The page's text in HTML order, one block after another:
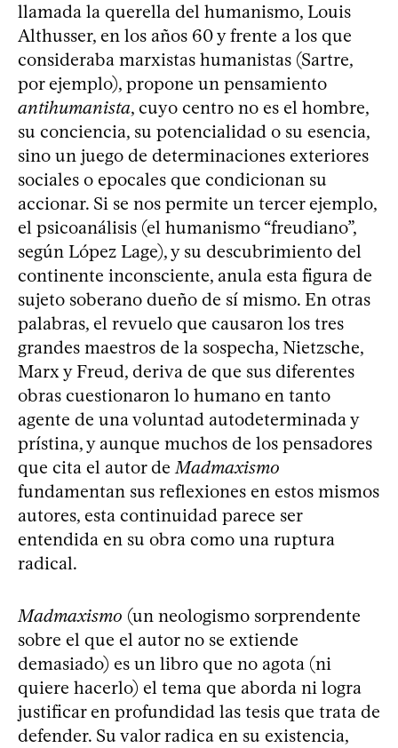
llamada la querella del humanismo, Louis
Althusser, en los años 60 y frente a los que
consideraba marxistas humanistas (Sartre,
por ejemplo), propone un pensamiento
antihumanista, cuyo centro no es el hombre,
su conciencia, su potencialidad o su esencia,
sino un juego de determinaciones exteriores
sociales o epocales que condicionan su
accionar. Si se nos permite un tercer ejemplo,
el psicoanálisis (el humanismo “freudiano”,
según López Lage), y su descubrimiento del
continente inconsciente, anula esta figura de
sujeto soberano dueño de sí mismo. En otras
palabras, el revuelo que causaron los tres
grandes maestros de la sospecha, Nietzsche,
Marx y Freud, deriva de que sus diferentes
obras cuestionaron lo humano en tanto
agente de una voluntad autodeterminada y
prístina, y aunque muchos de los pensadores
que cita el autor deMadmaxismo
fundamentan sus reflexiones en estos mismos
autores, esta continuidad parece ser
entendida en su obra como una ruptura
radical.
Madmaxismo (un neologismo sorprendente
sobre el que el autor no se extiende
demasiado) es un libro que no agota (ni
quiere hacerlo) el tema que aborda ni logra
justificar en profundidad las tesis que trata de
defender. Su valor radica en su existencia,